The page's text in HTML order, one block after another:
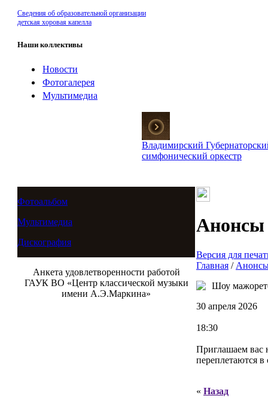
Сведения об образовательной организации
детская хоровая капелла
Наши коллективы
Новости
Фотогалерея
Мультимедиа
Владимирский
симфонический оркестр
Фотоальбом
Мультимедиа
Дискография
Анкета удовлетворенности работой
ГАУК ВО «Центр классической музыки
имени А.Э.Маркина»
Анонсы
Версия для
Главная /
Шоу
30 апреля 2026
18:30
Приглашаем вас
переплетаются
« Назад